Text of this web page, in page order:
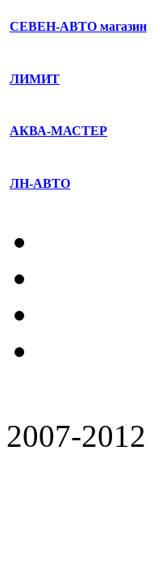
СЕВЕН-АВТО магазин
ЛИМИТ
АКВА-МАСТЕР
ЛН-АВТО
2007-2012